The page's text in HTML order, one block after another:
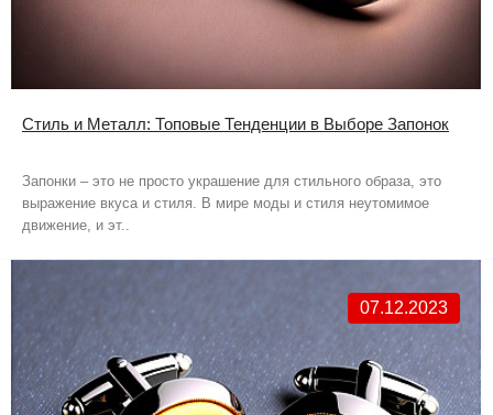
Стиль и Металл: Топовые Тенденции в Выборе Запонок
Запонки – это не просто украшение для стильного образа, это
выражение вкуса и стиля. В мире моды и стиля неутомимое
движение, и эт..
07.12.2023